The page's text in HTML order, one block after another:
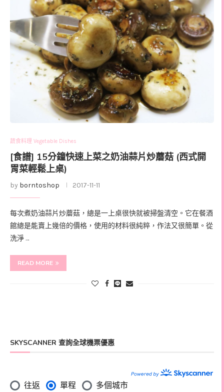
蔬食料理 Vegetable Dishes
[食譜] 15分鐘快速上菜之奶油蒜片炒蘑菇 (西式開
胃菜輕鬆上桌)
by borntoshop 2017-11-11
每次煮奶油蒜片炒蘑菇，總是一上桌很快就被掃盤清空。它在餐酒
館總是能賣上幾倍的價格，使用的材料很純粹，作法又很簡單。從
洗淨 …
READ MORE
SKYSCANNER 查詢全球機票優惠